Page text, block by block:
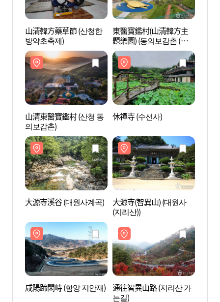
山清韓方藥草節 (산청한
방약초축제)
東醫寶鑑村(山清韓方主
題樂園) (동의보감촌 (산
청한방테마파크))
山清東醫寶鑑村 (산청 동
의보감촌)
休禪寺 (수선사)
大源寺溪谷 (대원사계곡)
大源寺(智異山) (대원사
(지리산))
咸陽蹄閑峙 (함양 지안재) 通往智異山路 (지리산 가
는길)